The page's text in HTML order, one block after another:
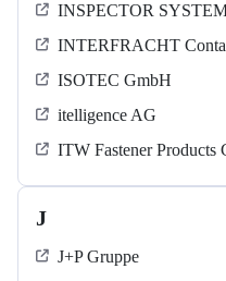
INSPECTOR
INTERFRACHT
ISOTEC GmbH
itelligence AG
ITW Fastener Products
J
J+P Gruppe